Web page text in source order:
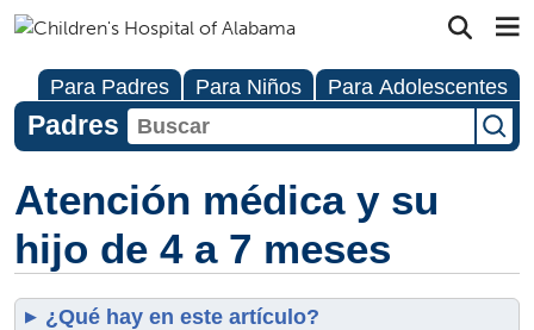
Para Padres Para Niños Para Adolescentes
Padres
Atención médica y su
hijo de 4 a 7 meses
¿Qué hay en este artículo?